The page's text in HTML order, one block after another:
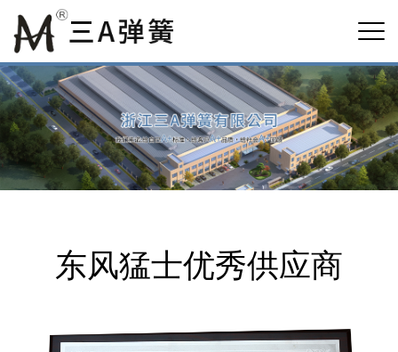
东风猛士优秀供应商